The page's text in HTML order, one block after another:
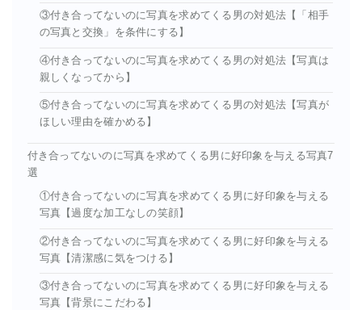
③付き合ってないのに写真を求めてくる男の対処法【「相手
の写真と交換」を条件にする】
④付き合ってないのに写真を求めてくる男の対処法【写真は
親しくなってから】
⑤付き合ってないのに写真を求めてくる男の対処法【写真が
ほしい理由を確かめる】
付き合ってないのに写真を求めてくる男に好印象を与える写真7
選
①付き合ってないのに写真を求めてくる男に好印象を与える
写真【過度な加工なしの笑顔】
②付き合ってないのに写真を求めてくる男に好印象を与える
写真【清潔感に気をつける】
③付き合ってないのに写真を求めてくる男に好印象を与える
写真【背景にこだわる】